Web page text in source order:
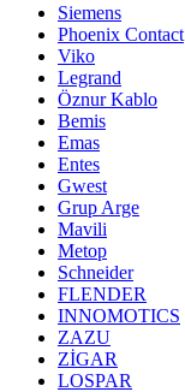
Siemens
Phoenix Contact
Viko
Legrand
Öznur Kablo
Bemis
Emas
Entes
Gwest
Grup Arge
Mavili
Metop
Schneider
FLENDER
INNOMOTICS
ZAZU
ZİGAR
LOSPAR